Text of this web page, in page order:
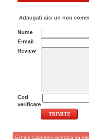
Adaugati aici un nou
Nume
E-mail
Review
Cod
verificare
Echipa Calorserv incearca sa